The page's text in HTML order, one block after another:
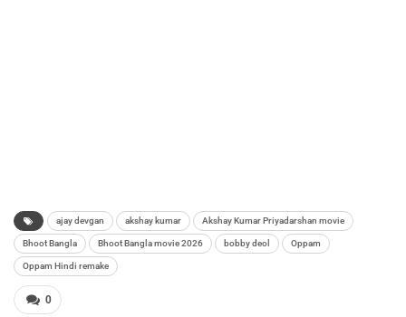
ajay devgan akshay kumar Akshay Kumar Priyadarshan movie
Bhoot Bangla Bhoot Bangla movie 2026 bobby deol Oppam
Oppam Hindi remake
0